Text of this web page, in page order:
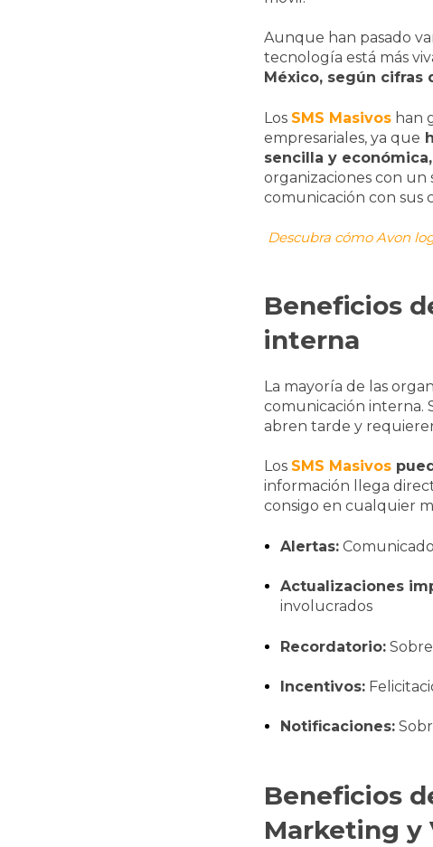
Aunque han pasado
tecnología está más
México, según
Los SMS Masivos han
empresariales, ya que
sencilla y económica,
organizaciones con un
comunicación con sus
Descubra cómo Avon
Beneficios
interna
La mayoría de las
comunicación interna.
abren tarde y
Los SMS Masivos
información llega
consigo en cualquier
Alertas:
Actualizaciones
involucrados
Recordatorio:
Incentivos:
Notificaciones:
Beneficios
Marketing y